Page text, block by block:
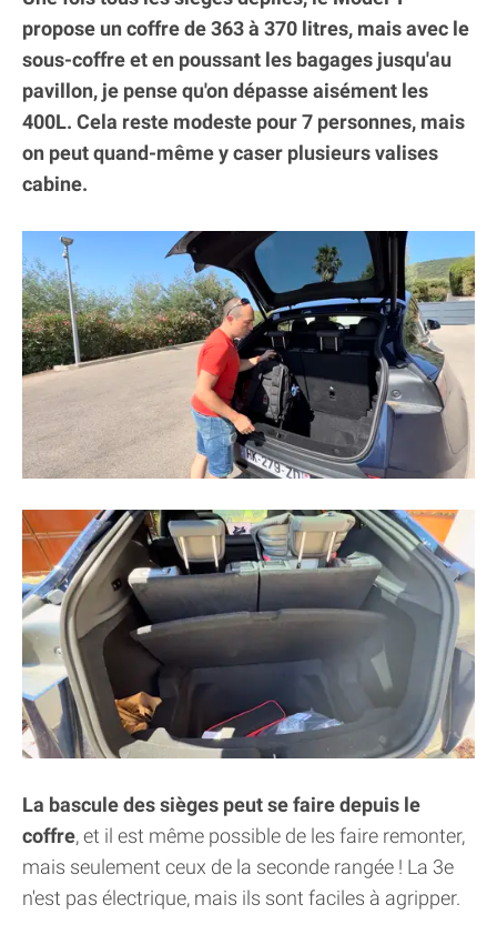
propose un coffre de 363 à 370 litres, mais avec le
sous-coffre et en poussant les bagages jusqu'au
pavillon, je pense qu'on dépasse aisément les
400L. Cela reste modeste pour 7 personnes, mais
on peut quand-même y caser plusieurs valises
cabine.
La bascule des sièges peut se faire depuis le
coffre, et il est même possible de les faire remonter,
mais seulement ceux de la seconde rangée ! La 3e
n'est pas électrique, mais ils sont faciles à agripper.